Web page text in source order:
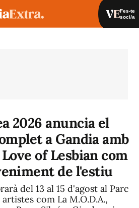
Fes-te
soci/a
2026 anuncia el
a Gandia amb
of Lesbian com
de l'estiu
del 13 al 15 d'agost al Parc
com La M.O.D.A.,